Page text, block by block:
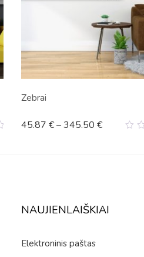
Zebrai
45.87 €–345.50 €
NAUJIENLAIŠKIAI
Elektroninis paštas